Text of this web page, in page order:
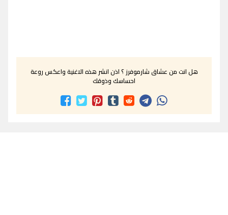
هل انت من عشاق شارموفرز ؟ اذن انشر هذه الاغنية واعكس روعة
احساسك وذوقك